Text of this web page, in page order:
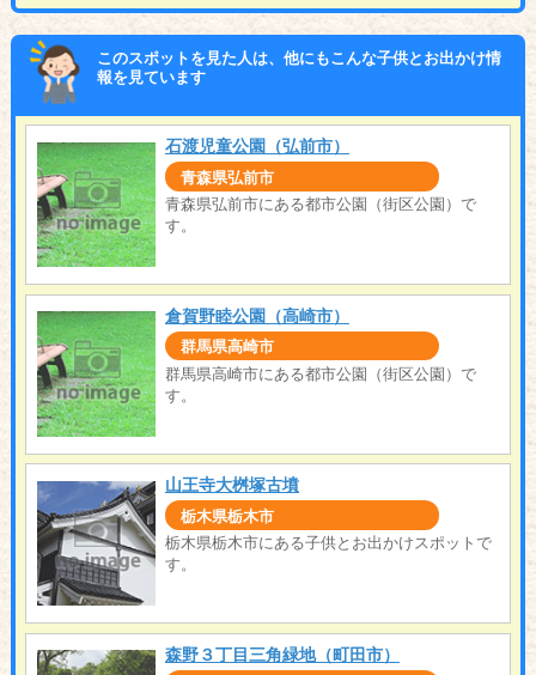
このスポットを見た人は、他にもこんな子供とお出かけ情
報を見ています
石渡児童公園（弘前市）
青森県弘前市
青森県弘前市にある都市公園（街区公園）で
す。
倉賀野睦公園（高崎市）
群馬県高崎市
群馬県高崎市にある都市公園（街区公園）で
す。
山王寺大桝塚古墳
栃木県栃木市
栃木県栃木市にある子供とお出かけスポットで
す。
森野３丁目三角緑地（町田市）